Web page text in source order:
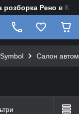
розборка Рено в
Салон